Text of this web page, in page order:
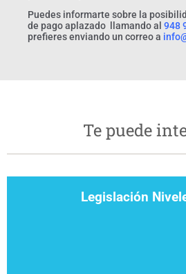
Puedes informarte sobre la
de pago aplazado llamando al 948
prefieres enviando un correo a
Te puede
Legislación